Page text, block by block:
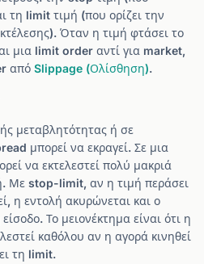
τη limit τιμή (που ορίζει την
Όταν η τιμή φτάσει το
μια limit order αντί για market,
από Slippage (Ολίσθηση).
μεταβλητότητας ή σε
μπορεί να εκραγεί. Σε μια
να εκτελεστεί πολύ μακριά
Με stop-limit, αν η τιμή περάσει
η εντολή ακυρώνεται και ο
Το μειονέκτημα είναι ότι η
καθόλου αν η αγορά κινηθεί
τη limit.